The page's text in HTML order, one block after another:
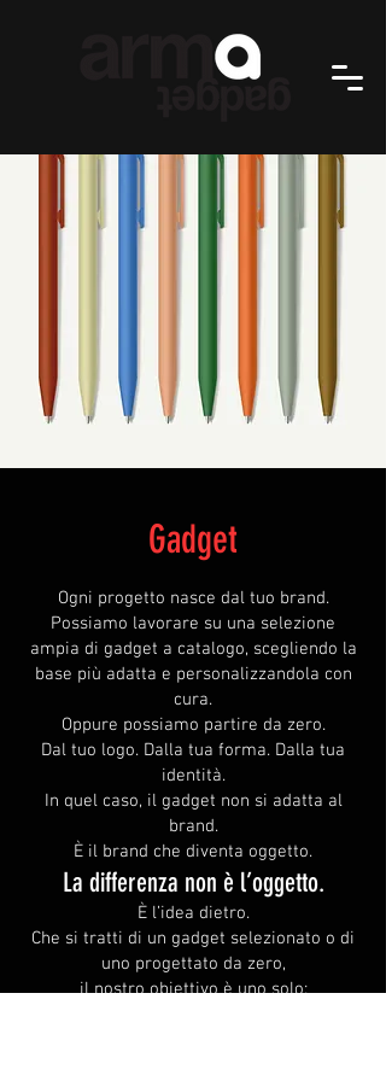
Gadget
Ogni progetto nasce dal tuo brand.
Possiamo lavorare su una selezione
ampia di gadget a catalogo, scegliendo la
base più adatta e personalizzandola con
cura.
Oppure possiamo partire da zero.
Dal tuo logo. Dalla tua forma. Dalla tua
identità.
In quel caso, il gadget non si adatta al
brand.
È il brand che diventa oggetto.
La differenza non è l’oggetto.
È l’idea dietro.
Che si tratti di un gadget selezionato o di
uno progettato da zero,
il nostro obiettivo è uno solo: